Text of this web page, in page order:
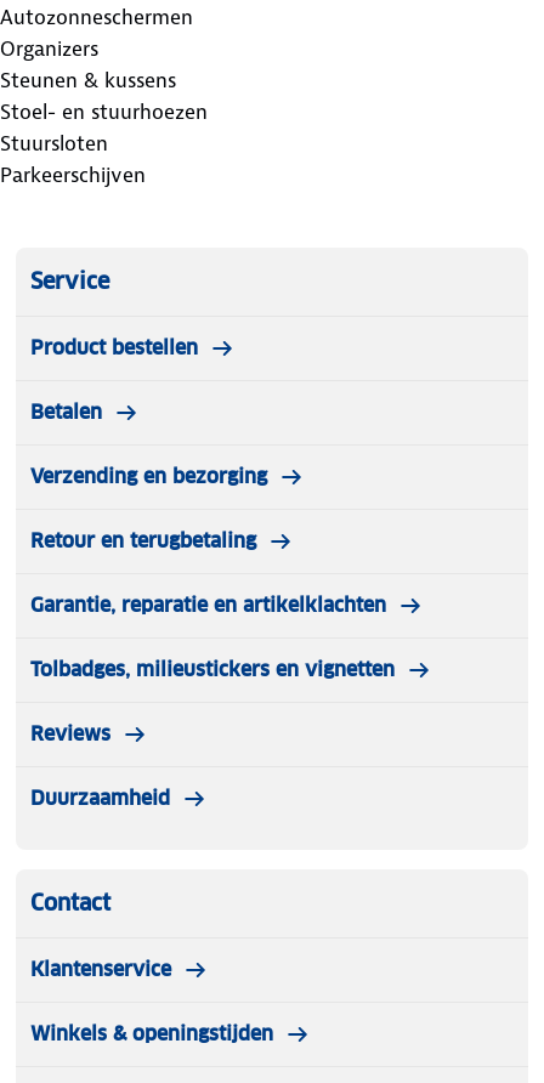
Autozonneschermen
Organizers
Steunen & kussens
Stoel- en stuurhoezen
Stuursloten
Parkeerschijven
Service
Product bestellen
Betalen
Verzending en bezorging
Retour en terugbetaling
Garantie, reparatie en artikelklachten
Tolbadges, milieustickers en vignetten
Reviews
Duurzaamheid
Contact
Klantenservice
Winkels & openingstijden